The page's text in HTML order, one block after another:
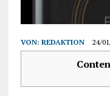
VON: REDAKTION 24/